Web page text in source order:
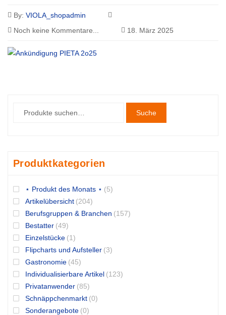
By: VIOLA_shopadmin
Noch keine Kommentare...
18. März 2025
Suche
Produktkategorien
⋆ Produkt des Monats ⋆ (5)
Artikelübersicht (204)
Berufsgruppen & Branchen (157)
Bestatter (49)
Einzelstücke (1)
Flipcharts und Aufsteller (3)
Gastronomie (45)
Individualisierbare Artikel (123)
Privatanwender (85)
Schnäppchenmarkt (0)
Sonderangebote (0)